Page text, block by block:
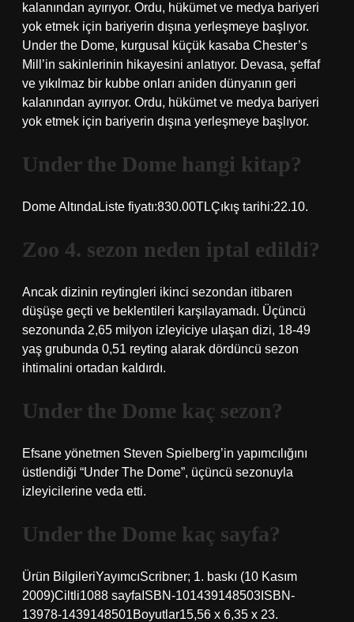
kalanından ayırıyor. Ordu, hükümet ve medya bariyeri
yok etmek için bariyerin dışına yerleşmeye başlıyor.
Under the Dome, kurgusal küçük kasaba Chester’s
Mill’in sakinlerinin hikayesini anlatıyor. Devasa, şeffaf
ve yıkılmaz bir kubbe onları aniden dünyanın geri
kalanından ayırıyor. Ordu, hükümet ve medya bariyeri
yok etmek için bariyerin dışına yerleşmeye başlıyor.
Under the Dome hangi kitap?
Dome AltındaListe fiyatı:830.00TLÇıkış tarihi:22.10.
Zoo 4. sezon neden iptal edildi?
Ancak dizinin reytingleri ikinci sezondan itibaren
düşüşe geçti ve beklentileri karşılayamadı. Üçüncü
sezonunda 2,65 milyon izleyiciye ulaşan dizi, 18-49
yaş grubunda 0,51 reyting alarak dördüncü sezon
ihtimalini ortadan kaldırdı.
Under the Dome kaç sezon?
Efsane yönetmen Steven Spielberg’in yapımcılığını
üstlendiği “Under The Dome”, üçüncü sezonuyla
izleyicilerine veda etti.
Under the Dome kaç sayfa?
Ürün BilgileriYayımcı‎Scribner; 1. baskı (10 Kasım
2009)Ciltli‎1088 sayfaISBN-10‎1439148503ISBN-
13‎978-1439148501Boyutlar‎15,56 x 6,35 x 23.